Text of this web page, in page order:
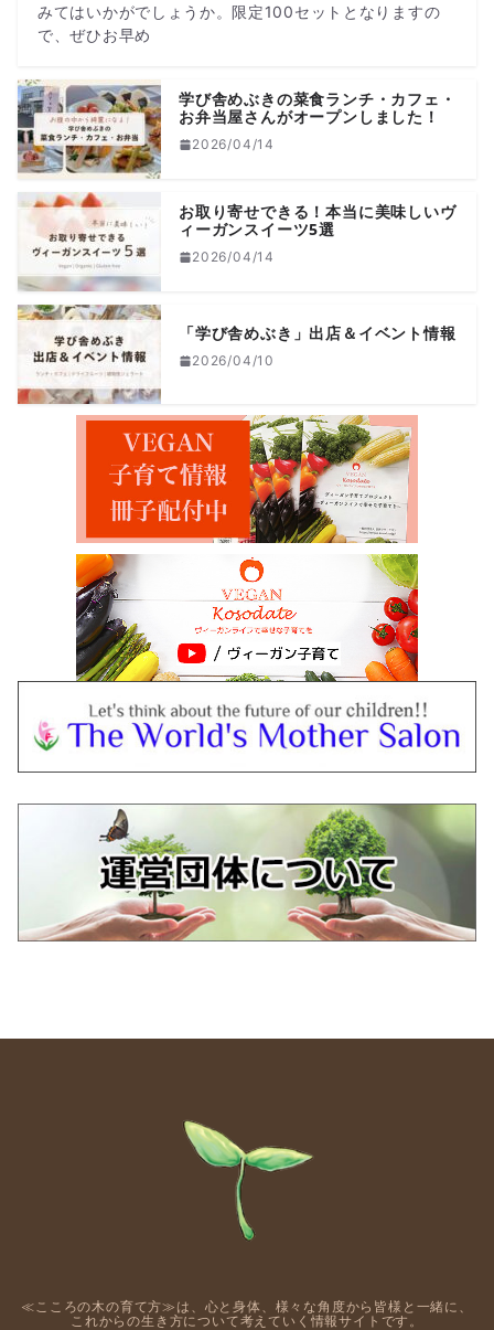
みてはいかがでしょうか。限定100セットとなりますの
で、ぜひお早め
学び舎めぶきの菜食ランチ・カフェ・
お弁当屋さんがオープンしました！
2026/04/14
お取り寄せできる！本当に美味しいヴ
ィーガンスイーツ5選
2026/04/14
「学び舎めぶき」出店＆イベント情報
2026/04/10
≪こころの木の育て方≫は、心と身体、様々な角度から皆様と一緒に、
これからの生き方について考えていく情報サイトです。